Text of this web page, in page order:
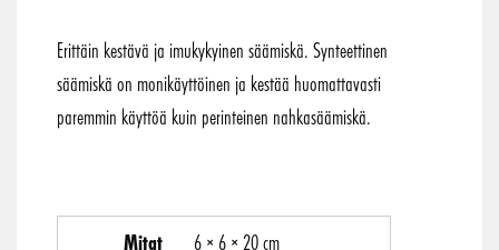
Erittäin kestävä ja imukykyinen säämiskä. Synteettinen
säämiskä on monikäyttöinen ja kestää huomattavasti
paremmin käyttöä kuin perinteinen nahkasäämiskä.
Mitat
6 × 6 × 20 cm